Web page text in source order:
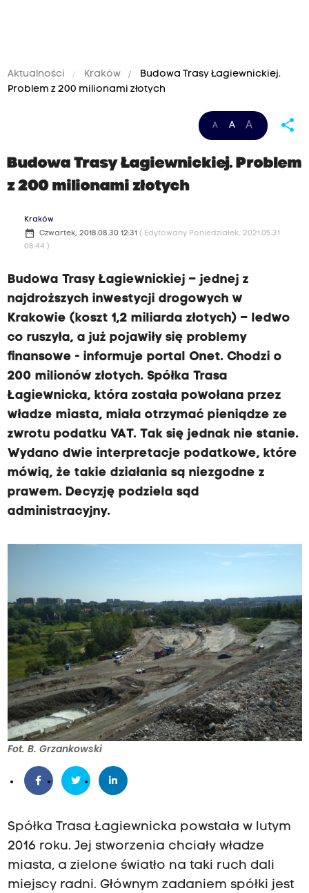
Aktualności Kraków
Budowa Trasy Łagiewnickiej.
Problem z 200 milionami złotych
A A A share
Budowa Trasy Łagiewnickiej. Problem
z 200 milionami złotych
Kraków
date_range Czwartek, 2018.08.30 12:31 ( Edytowany Poniedziałek, 2021.05.31
08:44 )
Budowa Trasy Łagiewnickiej – jednej z
najdroższych inwestycji drogowych w
Krakowie (koszt 1,2 miliarda złotych) – ledwo
co ruszyła, a już pojawiły się problemy
finansowe - informuje portal Onet. Chodzi o
200 milionów złotych. Spółka Trasa
Łagiewnicka, która została powołana przez
władze miasta, miała otrzymać pieniądze ze
zwrotu podatku VAT. Tak się jednak nie stanie.
Wydano dwie interpretacje podatkowe, które
mówią, że takie działania są niezgodne z
prawem. Decyzję podziela sąd
administracyjny.
Fot. B. Grzankowski
Spółka Trasa Łagiewnicka powstała w lutym
2016 roku. Jej stworzenia chciały władze
miasta, a zielone światło na taki ruch dali
miejscy radni. Głównym zadaniem spółki jest